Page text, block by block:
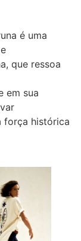
é uma
que ressoa
em sua
força histórica